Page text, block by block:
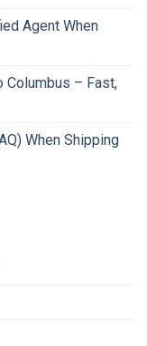
Agent When
Columbus – Fast,
When Shipping